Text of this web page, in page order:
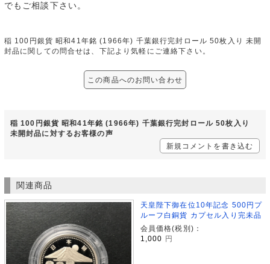
でもご相談下さい。
稲 100円銀貨 昭和41年銘 (1966年) 千葉銀行完封ロール 50枚入り 未開
封品に関しての問合せは、下記より気軽にご連絡下さい。
この商品へのお問い合わせ
稲 100円銀貨 昭和41年銘 (1966年) 千葉銀行完封ロール 50枚入り
未開封品に対するお客様の声
新規コメントを書き込む
関連商品
天皇陛下御在位10年記念 500円プ
ルーフ白銅貨 カプセル入り完未品
会員価格(税別)：
1,000
円